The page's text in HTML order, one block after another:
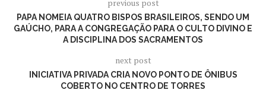
previous post
PAPA NOMEIA QUATRO BISPOS BRASILEIROS, SENDO UM
GAÚCHO, PARA A CONGREGAÇÃO PARA O CULTO DIVINO E
A DISCIPLINA DOS SACRAMENTOS
next post
INICIATIVA PRIVADA CRIA NOVO PONTO DE ÔNIBUS
COBERTO NO CENTRO DE TORRES